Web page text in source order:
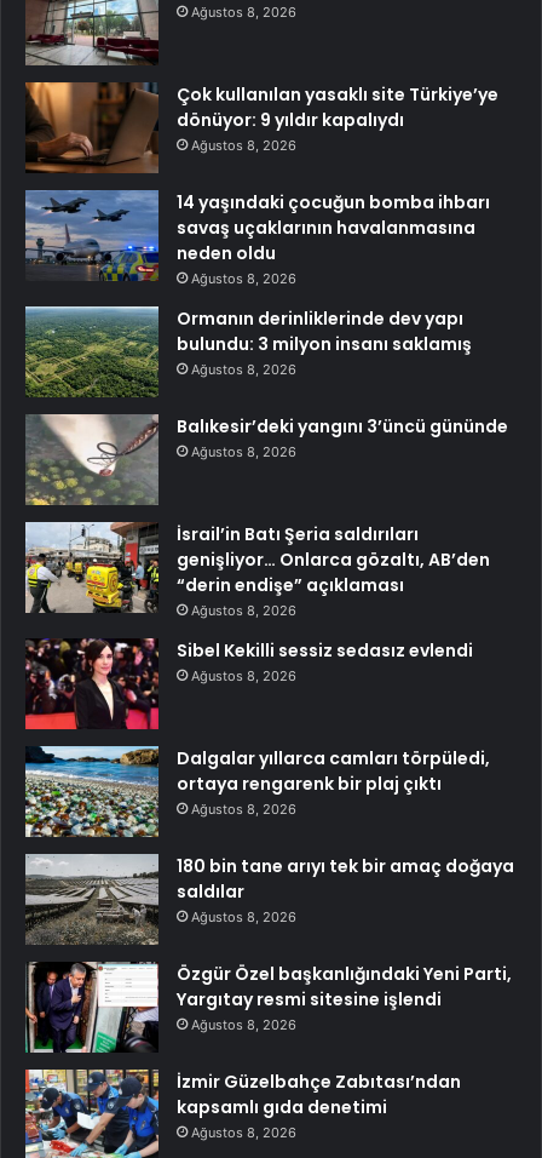
Ağustos 8, 2026
Çok kullanılan yasaklı site Türkiye’ye
dönüyor: 9 yıldır kapalıydı
Ağustos 8, 2026
14 yaşındaki çocuğun bomba ihbarı
savaş uçaklarının havalanmasına
neden oldu
Ağustos 8, 2026
Ormanın derinliklerinde dev yapı
bulundu: 3 milyon insanı saklamış
Ağustos 8, 2026
Balıkesir’deki yangını 3’üncü gününde
Ağustos 8, 2026
İsrail’in Batı Şeria saldırıları
genişliyor… Onlarca gözaltı, AB’den
“derin endişe” açıklaması
Ağustos 8, 2026
Sibel Kekilli sessiz sedasız evlendi
Ağustos 8, 2026
Dalgalar yıllarca camları törpüledi,
ortaya rengarenk bir plaj çıktı
Ağustos 8, 2026
180 bin tane arıyı tek bir amaç doğaya
saldılar
Ağustos 8, 2026
Özgür Özel başkanlığındaki Yeni Parti,
Yargıtay resmi sitesine işlendi
Ağustos 8, 2026
İzmir Güzelbahçe Zabıtası’ndan
kapsamlı gıda denetimi
Ağustos 8, 2026